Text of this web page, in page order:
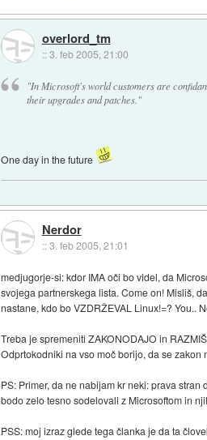
overlord_tm
::3. feb 2005, 21:00
"In Microsoft's world customers are
their upgrades and patches."
One day in the future
Nerdor
::3. feb 2005, 21:01
medjugorje-si: kdor IMA oči bo videl, da
svojega partnerskega lista. Come on! Misliš,
nastane, kdo bo VZDRŽEVAL Linux!=? You..
Treba je spremeniti ZAKONODAJO in
Odprtokodniki na vso moč borijo, da se
PS: Primer, da ne nabijam kr neki: prava
bodo zelo tesno sodelovali z Microsoftom in
PSS: moj izraz glede tega članka je da ta